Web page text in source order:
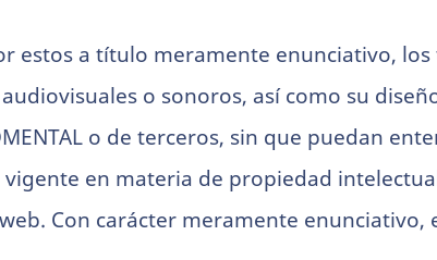
estos a título meramente enunciativo,
o sonoros, así como su
o de terceros, sin que puedan
en materia de propiedad
Con carácter meramente